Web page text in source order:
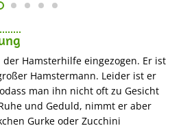
Hamsterhilfe eingezogen. Er ist
Hamstermann. Leider ist er
man ihn nicht oft zu Gesicht
und Geduld, nimmt er aber
Gurke oder Zucchini